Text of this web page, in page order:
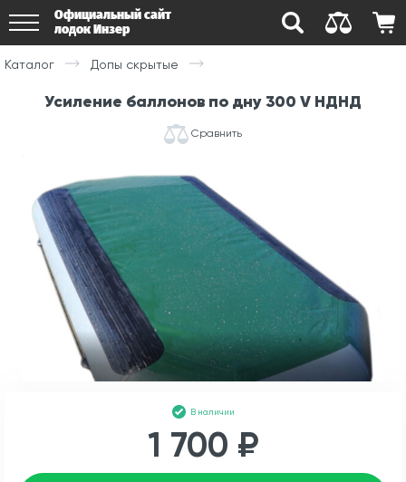
Официальный сайт
лодок Инзер
Каталог Допы скрытые
Усиление баллонов по дну 300 V НДНД
Сравнить
В наличии
1 700 ₽